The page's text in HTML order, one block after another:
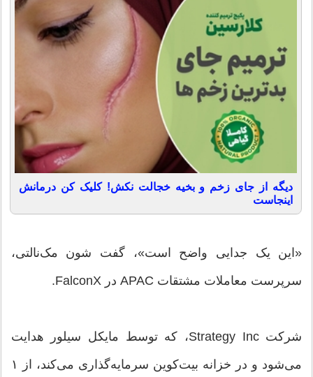
دیگه از جای زخم و بخیه خجالت نکش! کلیک کن درمانش
اینجاست
«این یک جدایی واضح است»، گفت شون مک‌نالتی،
سرپرست معاملات مشتقات APAC در FalconX.
شرکت Strategy Inc، که توسط مایکل سیلور هدایت
می‌شود و در خزانه بیت‌کوین سرمایه‌گذاری می‌کند، از ۱